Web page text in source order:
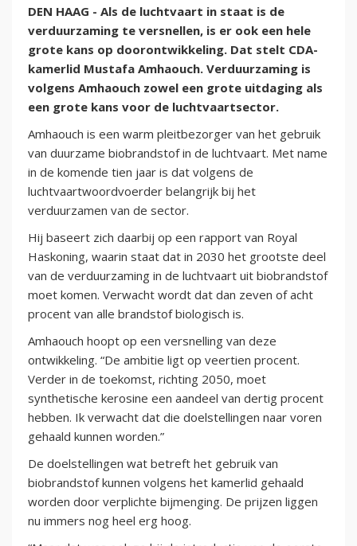
DEN HAAG - Als de luchtvaart in staat is de
verduurzaming te versnellen, is er ook een hele
grote kans op doorontwikkeling. Dat stelt CDA-
kamerlid Mustafa Amhaouch. Verduurzaming is
volgens Amhaouch zowel een grote uitdaging als
een grote kans voor de luchtvaartsector.
Amhaouch is een warm pleitbezorger van het gebruik
van duurzame biobrandstof in de luchtvaart. Met name
in de komende tien jaar is dat volgens de
luchtvaartwoordvoerder belangrijk bij het
verduurzamen van de sector.
Hij baseert zich daarbij op een rapport van Royal
Haskoning, waarin staat dat in 2030 het grootste deel
van de verduurzaming in de luchtvaart uit biobrandstof
moet komen. Verwacht wordt dat dan zeven of acht
procent van alle brandstof biologisch is.
Amhaouch hoopt op een versnelling van deze
ontwikkeling. “De ambitie ligt op veertien procent.
Verder in de toekomst, richting 2050, moet
synthetische kerosine een aandeel van dertig procent
hebben. Ik verwacht dat die doelstellingen naar voren
gehaald kunnen worden.”
De doelstellingen wat betreft het gebruik van
biobrandstof kunnen volgens het kamerlid gehaald
worden door verplichte bijmenging. De prijzen liggen
nu immers nog heel erg hoog.